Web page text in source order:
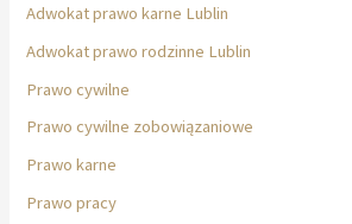
Adwokat prawo karne Lublin
Adwokat prawo rodzinne Lublin
Prawo cywilne
Prawo cywilne zobowiązaniowe
Prawo karne
Prawo pracy